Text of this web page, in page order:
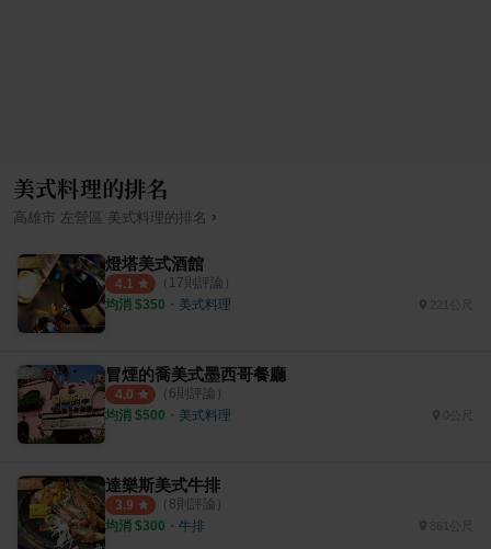
美式料理的排名
高雄市 左營區 美式料理 的排名 ›
燈塔美式酒館
4.1 （ 17則評論）
均消 $350 ・ 美式料理
冒煙的喬美式墨西哥餐廳
4.0 （ 6則評論）
均消 $500 ・ 美式料理
達樂斯美式牛排
3.9 （ 8則評論）
均消 $300 ・ 牛排